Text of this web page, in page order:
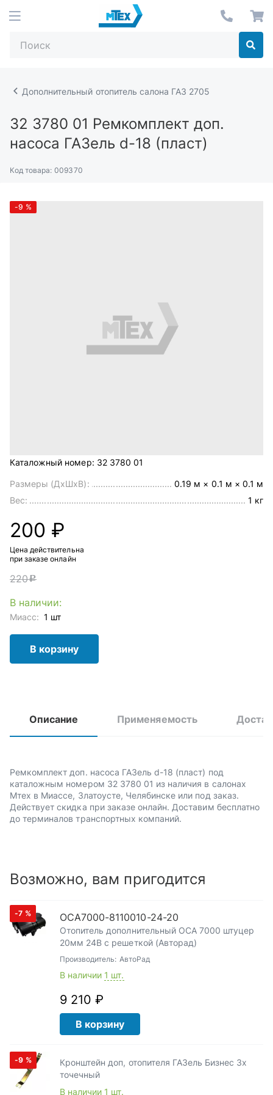
Дополнительный отопитель салона ГАЗ 2705
32 3780 01 Ремкомплект доп.
насоса ГАЗель d-18 (пласт)
Код товара: 009370
-9 %
Каталожный номер: 32 3780 01
Размеры (ДхШхВ):
0.19 м × 0.1 м × 0.1 м
Вес:
1 кг
200 ₽
Цена действительна
при заказе онлайн
220c
В наличии:
Миасс: 1 шт
В корзину
Описание Применяемость
Ремкомплект доп. насоса ГАЗель d-18 (пласт) под
каталожным номером 32 3780 01 из наличия в салонах
Мтех в Миассе, Златоусте, Челябинске или под заказ.
Действует скидка при заказе онлайн. Доставим бесплатно
до терминалов транспортных компаний.
Возможно, вам пригодится
-7 % ОСА7000-8110010-24-20
Отопитель дополнительный ОСА 7000 штуцер
20мм 24В с решеткой (Авторад)
Производитель: АвтоРад
В наличии 1 шт.
9 210 ₽
В корзину
-9 %
Кронштейн доп, отопителя ГАЗель Бизнес 3х
точечный
В наличии 1 шт.